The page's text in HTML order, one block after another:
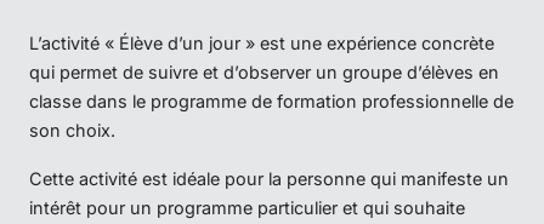
L’activité « Élève d’un jour » est une expérience concrète
qui permet de suivre et d’observer un groupe d’élèves en
classe dans le programme de formation professionnelle de
son choix.
Cette activité est idéale pour la personne qui manifeste un
intérêt pour un programme particulier et qui souhaite